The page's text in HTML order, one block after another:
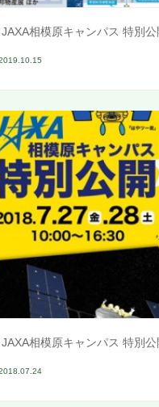
相模原キャンパス 特別
相模原キャンパス 特別